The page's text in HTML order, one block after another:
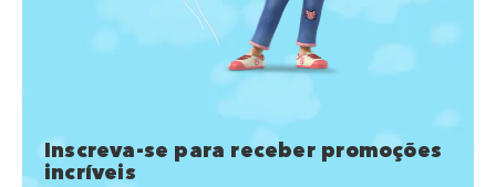
Inscreva-se para receber promoções
incríveis